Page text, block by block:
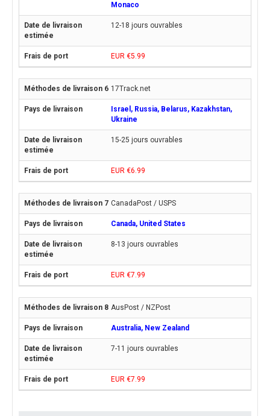
Monaco
12-18 jours ouvrables
EUR €5.99
17Track.net
Israel, Russia, Belarus, Kazakhstan,
Ukraine
15-25 jours ouvrables
EUR €6.99
CanadaPost / USPS
Canada, United States
8-13 jours ouvrables
EUR €7.99
AusPost / NZPost
Australia, New Zealand
7-11 jours ouvrables
EUR €7.99